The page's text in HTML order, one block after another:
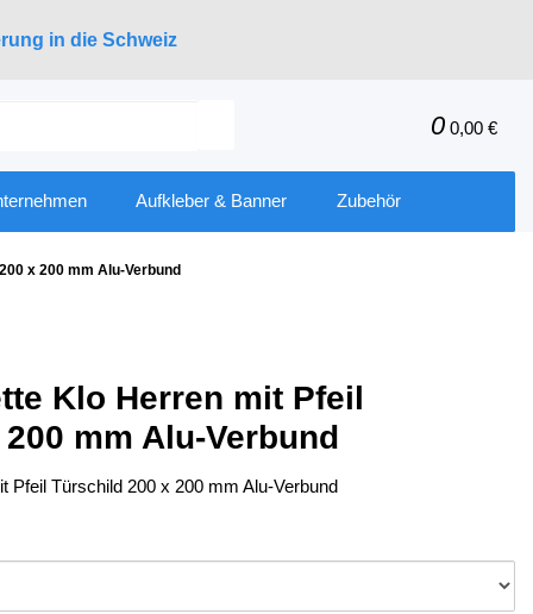
in die Schweiz
0 0,00 €
Aufkleber & Banner Zubehör
x 200 mm Alu-Verbund
Klo Herren mit Pfeil
mm Alu-Verbund
Pfeil Türschild 200 x 200 mm Alu-Verbund